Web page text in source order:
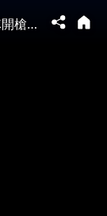
湖南邵陽縣驚傳綁炸彈搶銀行 軍隊開槍 有人炸死